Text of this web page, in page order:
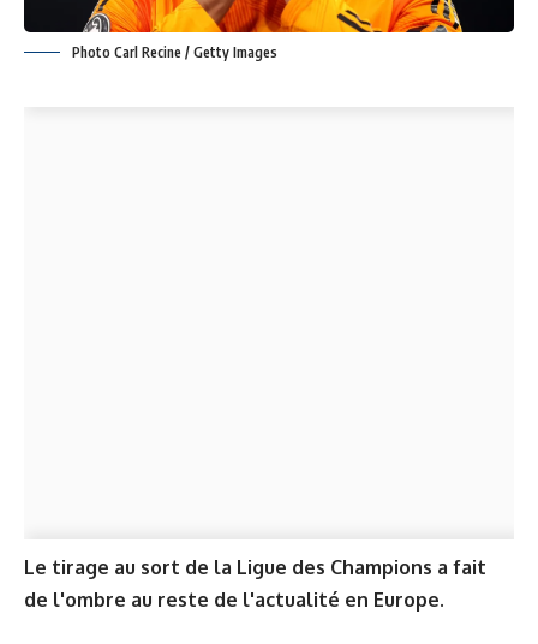
Photo Carl Recine / Getty Images
Le tirage au sort de la Ligue des Champions a fait
de l'ombre au reste de l'actualité en Europe.